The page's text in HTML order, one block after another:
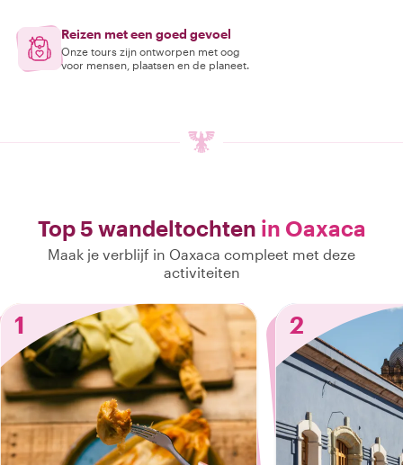
Reizen met een goed gevoel
Onze tours zijn ontworpen met oog
voor mensen, plaatsen en de planeet.
Top 5 wandeltochten in Oaxaca
Maak je verblijf in Oaxaca compleet met deze
activiteiten
1 2